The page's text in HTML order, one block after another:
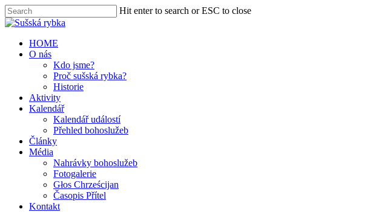
Hit enter to search or ESC to close
HOME
O nás
Kdo jsme?
Proč sušská rybka?
Historie
Aktivity
Kalendář
Kalendář událostí
Přehled bohoslužeb
Články
Média
Nahrávky bohoslužeb
Fotogalerie
Głos Chrześcijan
Časopis Přítel
Kontakt